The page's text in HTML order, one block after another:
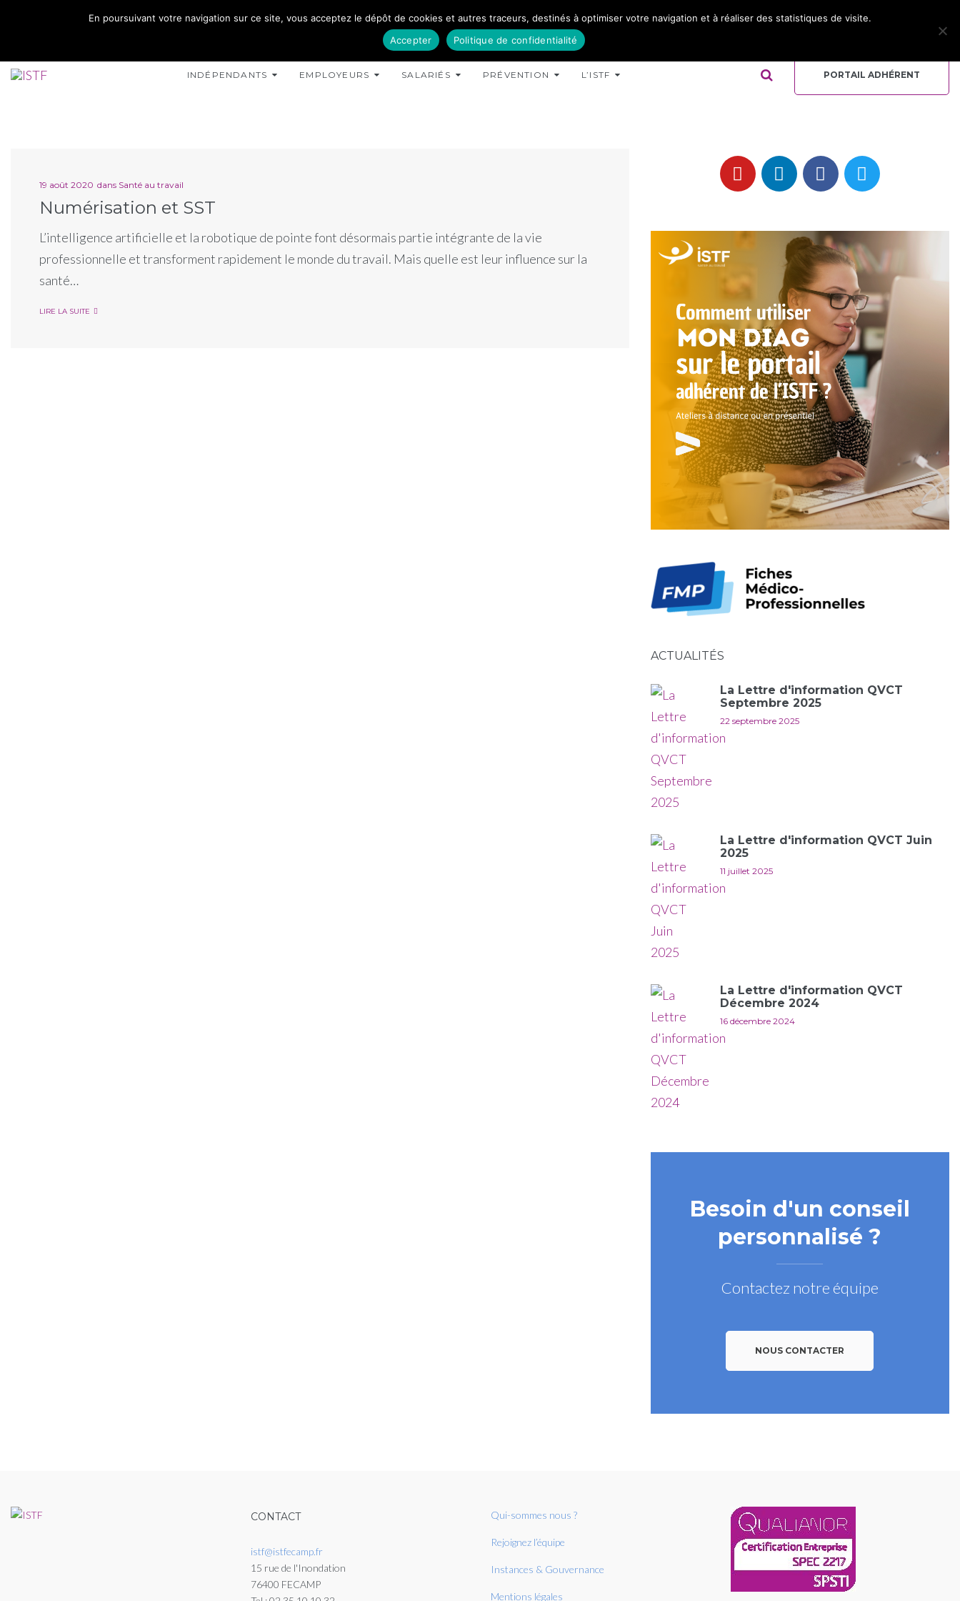
02 35 10 10 32 15 RUE DE L'INONDATION 76400 FÉCAMP ADHÉRER REJOIGNEZ L’ÉQUIPE QUI-SOMMES NOUS ?
INDÉPENDANTS EMPLOYEURS SALARIÉS PRÉVENTION L’ISTF PORTAIL ADHÉRENT
19 août 2020 dans Santé au travail
Numérisation et SST
L’intelligence artificielle et la robotique de pointe font désormais partie intégrante de la vie
professionnelle et transforment rapidement le monde du travail. Mais quelle est leur influence sur la
santé…
LIRE LA SUITE
ACTUALITÉS
La Lettre d'information QVCT
Septembre 2025
22 septembre 2025
La Lettre d'information QVCT Juin
2025
11 juillet 2025
La Lettre d'information QVCT
Décembre 2024
16 décembre 2024
Besoin d'un conseil
personnalisé ?
Contactez notre équipe
NOUS CONTACTER
CONTACT
istf@istfecamp.fr
15 rue de l'Inondation
76400 FECAMP
Qui-sommes nous ?
Rejoignez l’équipe
Instances & Gouvernance
Mentions légales
En poursuivant votre navigation sur ce site, vous acceptez le dépôt de cookies et autres traceurs, destinés à optimiser votre navigation et à réaliser des statistiques de visite.
Accepter
Politique de confidentialité